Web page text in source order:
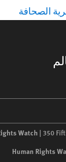
الصحافة
Watch | 350
Human Rights